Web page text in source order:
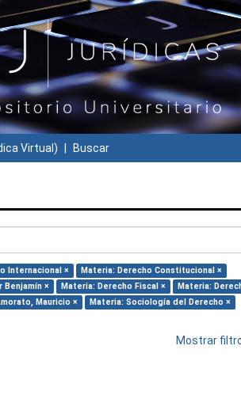
Virtual) Buscar
Internacional ×
Materia: Derecho Constitucional ×
Benjamín × Materia: Derecho Fiscal ×
Materia:
Mauricio ×
Materia: Sociología del Derecho ×
Mostrar